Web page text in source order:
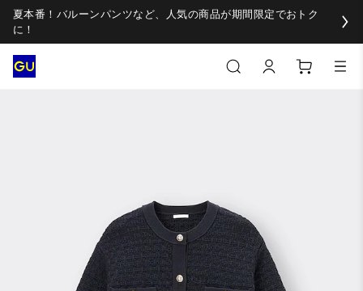
夏本番！バルーンパンツなど、人気の商品が期間限定でおトク
に！